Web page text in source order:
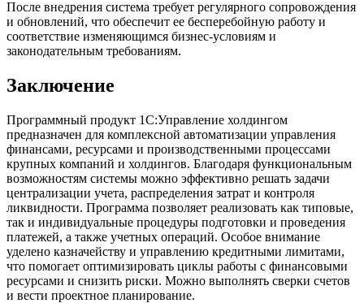
После внедрения система требует регулярного сопровождения
и обновлений, что обеспечит ее бесперебойную работу и
соответствие изменяющимся бизнес-условиям и
законодательным требованиям.
Заключение
Программный продукт 1С:Управление холдингом
предназначен для комплексной автоматизации управления
финансами, ресурсами и производственными процессами
крупных компаний и холдингов. Благодаря функциональным
возможностям системы можно эффективно решать задачи
централизации учета, распределения затрат и контроля
ликвидности. Программа позволяет реализовать как типовые,
так и индивидуальные процедуры подготовки и проведения
платежей, а также учетных операций. Особое внимание
уделено казначейству и управлению кредитными лимитами,
что помогает оптимизировать циклы работы с финансовыми
ресурсами и снизить риски. Можно выполнять сверки счетов
и вести проектное планирование.